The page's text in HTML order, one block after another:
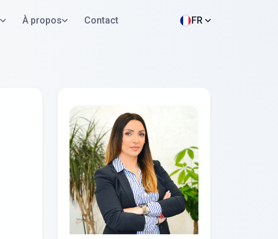
À propos Contact FR